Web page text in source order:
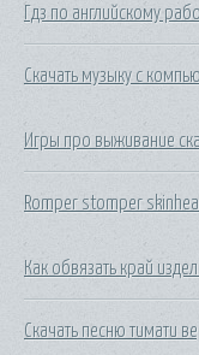
Гдз по английскому
Скачать музыку с
Игры про выживание
Romper stomper
Как обвязать край
Скачать песню тимати